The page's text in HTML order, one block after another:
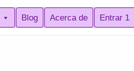
Blog Acerca de Entrar 1